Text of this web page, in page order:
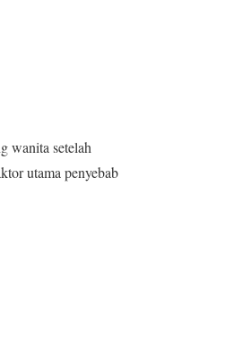
wanita setelah
utama penyebab